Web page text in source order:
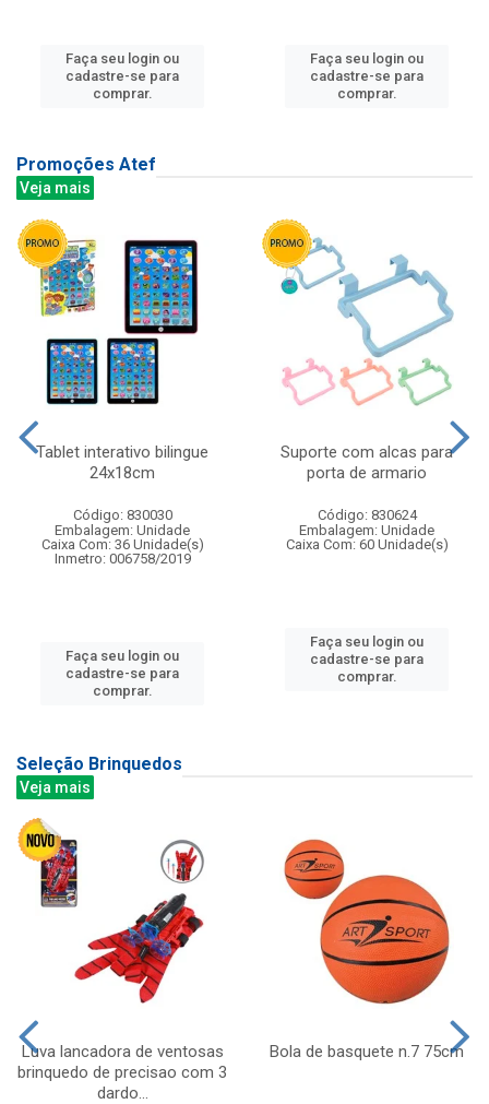
Faça seu login ou
cadastre-se para
comprar.
Faça seu login ou
cadastre-se para
comprar.
Promoções Atef
Veja mais
Tablet interativo bilingue
24x18cm
Código: 830030
Embalagem: Unidade
Caixa Com: 36 Unidade(s)
Inmetro: 006758/2019
Faça seu login ou
cadastre-se para
comprar.
Suporte com alcas para
porta de armario
Código: 830624
Embalagem: Unidade
Caixa Com: 60 Unidade(s)
Faça seu login ou
cadastre-se para
comprar.
Seleção Brinquedos
Veja mais
Luva lancadora de ventosas
brinquedo de precisao com 3
dardo...
Bola de basquete n.7 75cm